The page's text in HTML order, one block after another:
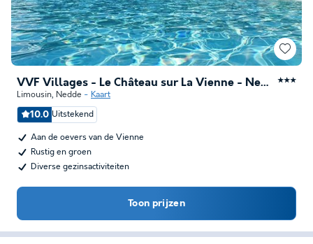
VVF Villages - Le Château sur La Vienne - Nedde ★★★
Limousin, Nedde Kaart
10.0 Uitstekend
Aan de oevers van de Vienne
Rustig en groen
Diverse gezinsactiviteiten
Toon prijzen